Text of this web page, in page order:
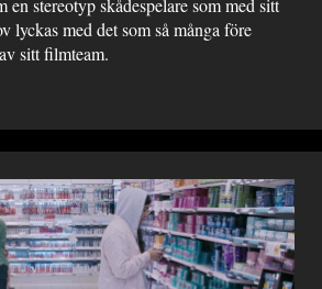
en stereotyp skådespelare som med sitt
lyckas med det som så många före
sitt filmteam.